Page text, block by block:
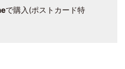
で購入(ポストカード特